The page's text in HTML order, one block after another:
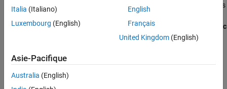
sample-time colors when an update diagram occurs. Inport blocks
In1_1s and In2_1s specify a 1-second sample time, which is
enforced by the setting of model configuration parameter
Periodic
The model is configured to display color-coded sample times with
diagram by pressing
Italia (Italiano)
Luxembourg (English)
English
Français
United Kingdom(English)
Asie-Pacifique
Australia (English)